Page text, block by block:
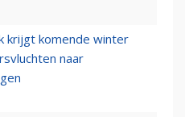
krijgt komende winter
naar